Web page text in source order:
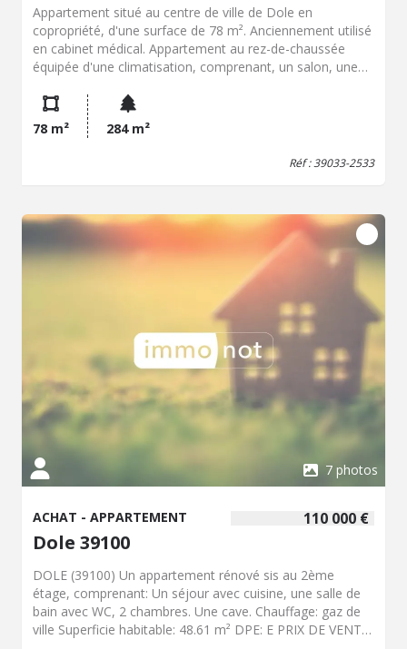
Appartement situé au centre de ville de Dole en
copropriété, d'une surface de 78 m². Anciennement utilisé
en cabinet médical. Appartement au rez-de-chaussée
équipée d'une climatisation, comprenant, un salon, une
d'une cave, d'un double garage. DPE: D Prix de vente HNI:
97 000€ Coordonnées négociatrice: Mélanie MOURCELY
07.78.41.43.41 melanie.mourcely.39033@notairres.fr
informations sur les risques auxquels ce bien est exposé
78 m² 284 m²
Réf : 39033-2533
7 photos
110 000 €
ACHAT - APPARTEMENT
Dole 39100
DOLE (39100) Un appartement rénové sis au 2ème
étage, comprenant: Un séjour avec cuisine, une salle de
bain avec WC, 2 chambres. Une cave. Chauffage: gaz de
ville Superficie habitable: 48.61 m² DPE: E PRIX DE VENTE